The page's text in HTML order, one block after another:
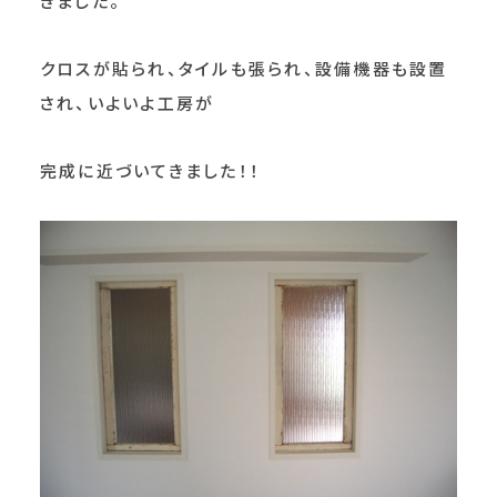
クロスが貼られ、タイルも張られ、設備機器も設置
され、いよいよ工房が
完成に近づいてきました！！